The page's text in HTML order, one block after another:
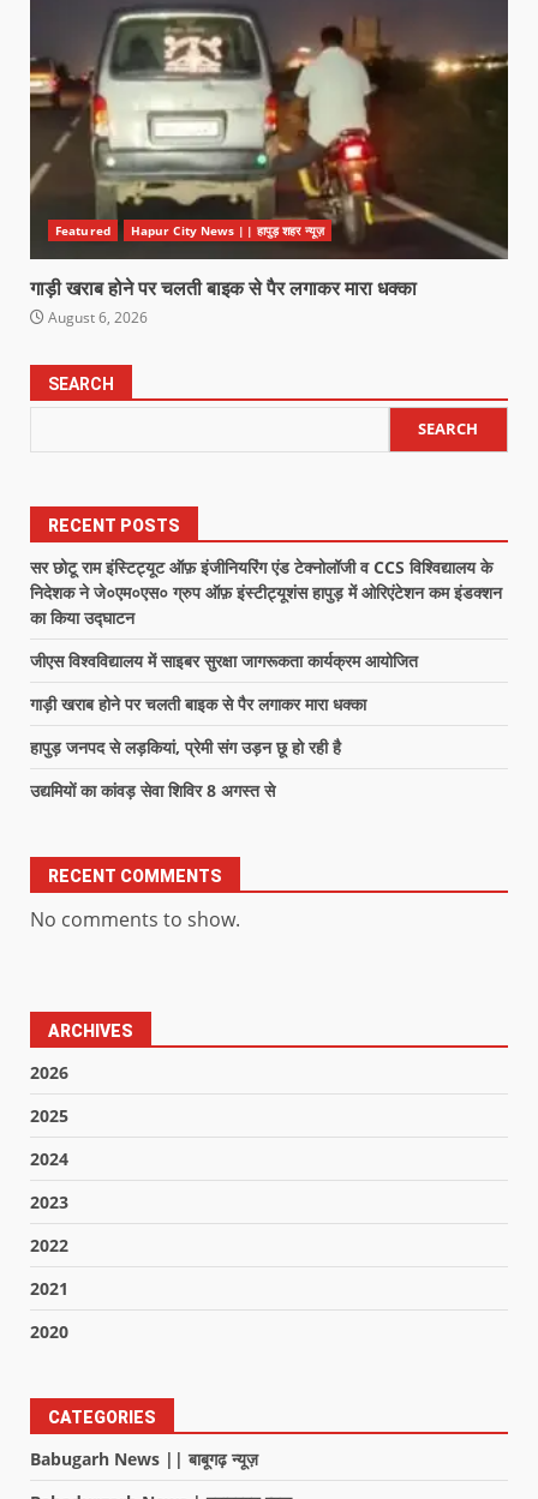
Featured Hapur City News || हापुड़ शहर न्यूज़
गाड़ी खराब होने पर चलती बाइक से पैर लगाकर मारा धक्का
August 6, 2026
SEARCH
SEARCH
RECENT POSTS
सर छोटू राम इंस्टिट्यूट ऑफ़ इंजीनियरिंग एंड टेक्नोलॉजी व CCS विश्विद्यालय के
निदेशक ने जे०एम०एस० ग्रुप ऑफ़ इंस्टीट्यूशंस हापुड़ में ओरिएंटेशन कम इंडक्शन
का किया उद्घाटन
जीएस विश्वविद्यालय में साइबर सुरक्षा जागरूकता कार्यक्रम आयोजित
गाड़ी खराब होने पर चलती बाइक से पैर लगाकर मारा धक्का
हापुड़ जनपद से लड़कियां, प्रेमी संग उड़न छू हो रही है
उद्यमियों का कांवड़ सेवा शिविर 8 अगस्त से
RECENT COMMENTS
No comments to show.
ARCHIVES
2026
2025
2024
2023
2022
2021
2020
CATEGORIES
Babugarh News || बाबूगढ़ न्यूज़